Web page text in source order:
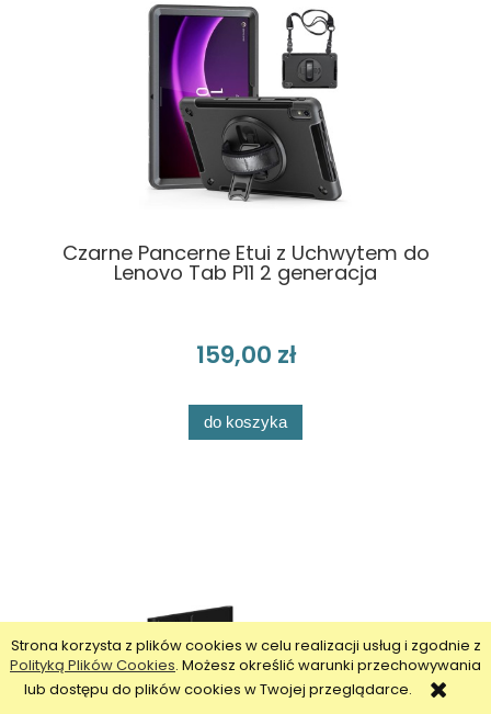
Strona korzysta z plików cookies w celu realizacji usług i zgodnie z
Polityką Plików Cookies. Możesz określić warunki przechowywania
lub dostępu do plików cookies w Twojej przeglądarce.
Czarne Pancerne Etui z Uchwytem do
Lenovo Tab P11 2 generacja
159,00 zł
do koszyka